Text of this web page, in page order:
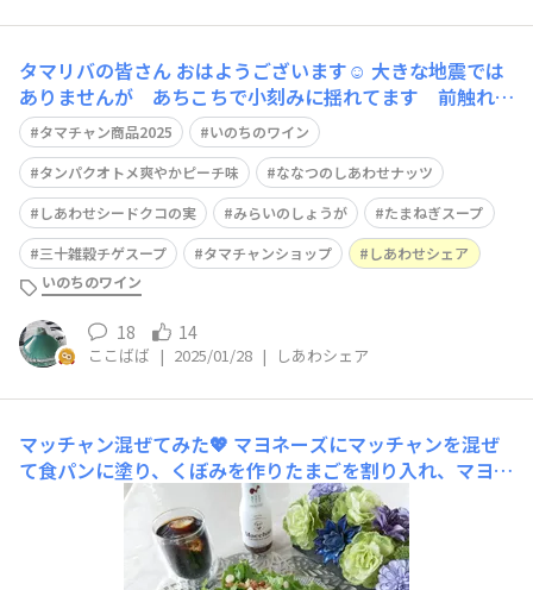
タマリバの皆さん おはようございます☺️ 大きな地震では
ありませんが あちこちで小刻みに揺れてます 前触れと
は思いたくありませんが 用心に越したことありません
心したいと思います🫡 一昨日 お花やさんに立ち寄り
ここには多肉ちゃん無いなーと探しつつ チューリップや
ストックや水仙の香りが 心を癒して
タマチャン商品2025
いのちのワイン
タンパクオトメ爽やかピーチ味
ななつのしあわせナッツ
しあわせシードクコの実
みらいのしょうが
たまねぎスープ
三十雑穀チゲスープ
タマチャンショップ
しあわせシェア
いのちのワイン
18 14
ここばば | 2025/01/28 | しあわシェア
マッチャン混ぜてみた💖 マヨネーズにマッチャンを混ぜ
て食パンに塗り、くぼみを作りたまごを割り入れ、マヨた
まトーストを作りました😋いつものマヨたまトーストが
更に美味しくなりました😄マヨネーズとの割合は３対１
です😅 レタス、ベランダのサラダ春菊、ミックナッツの
サラダと一緒にワンプレートにしました。 ✨猛暑を